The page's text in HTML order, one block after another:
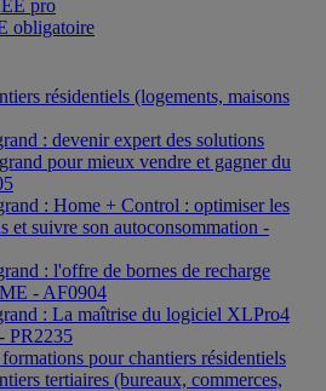
pro
obligatoire
résidentiels (logements, maisons
: devenir expert des solutions
pour mieux vendre et gagner du
: Home + Control : optimiser les
et suivre son autoconsommation -
: l'offre de bornes de recharge
- AF0904
: La maîtrise du logiciel XLPro4
PR2235
pour chantiers résidentiels
tertiaires (bureaux, commerces,